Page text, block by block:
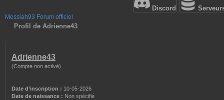
Discord
Messiah93 Forum officiel
Profil de Adrienne43
Adrienne43
(Compte non activé)
Date d’inscription : 10-05-2026
Date de naissance : Non spécifié